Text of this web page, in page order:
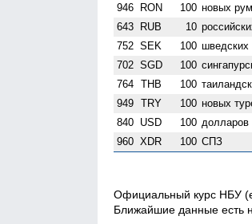
946 RON 100 новых
643 RUB 10
752 SEK 100 шведских
702 SGD 100
764 THB 100
949 TRY 100 новых
840 USD 100
960 XDR 100 СПЗ
Официальный курс НБУ
Ближайшие данные есть